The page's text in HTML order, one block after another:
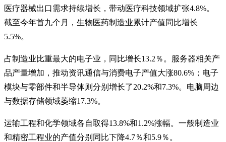
医疗器械出口需求持续增长，带动医疗科技领域扩张4.8%。
截至今年首九个月，生物医药制造业累计产值同比增长
5.5%。
占制造业比重最大的电子业，同比增长13.2％。服务器相关产
品产量增加，推动资讯通信与消费电子产值大涨80.6%；电子
模块与零部件和半导体则分别增长了20.2%和7.3%。电脑周边
与数据存储领域萎缩17.3%。
运输工程和化学领域各自取得13.8%和1.2%涨幅。一般制造业
和精密工程业的产值分别同比下降4.7％和5.9％。